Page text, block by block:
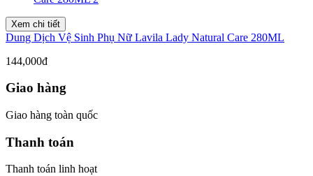
Xem chi tiết
Dung Dịch Vệ Sinh Phụ Nữ Lavila Lady Natural Care 280ML
144,000đ
Giao hàng
Giao hàng toàn quốc
Thanh toán
Thanh toán linh hoạt